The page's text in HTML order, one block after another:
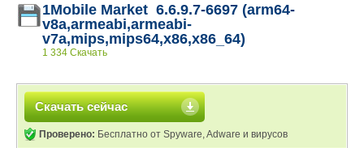
1Mobile Market 6.6.9.7-6697 (arm64-
v8a,armeabi,armeabi-
v7a,mips,mips64,x86,x86_64)
1 334 Скачать
Скачать сейчас
Проверено: Бесплатно от Spyware, Adware и вирусов